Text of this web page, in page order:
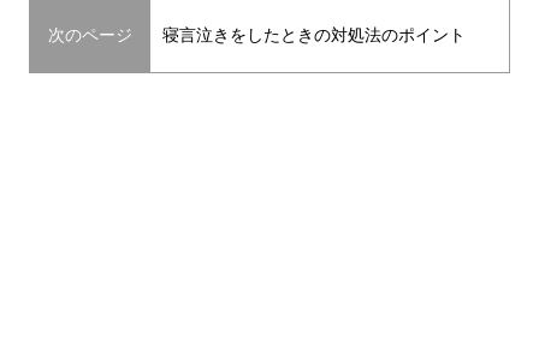
次のページ 寝言泣きをしたときの対処法のポイント